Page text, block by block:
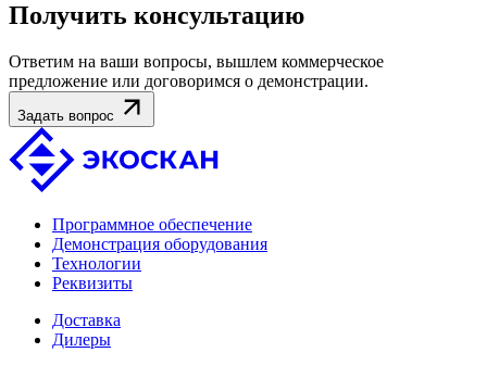
Получить консультацию
Ответим на ваши вопросы, вышлем коммерческое
предложение или договоримся о демонстрации.
Задать вопрос
Программное обеспечение
Демонстрация оборудования
Технологии
Реквизиты
Доставка
Дилеры